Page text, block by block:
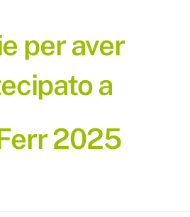
per aver
a
2025